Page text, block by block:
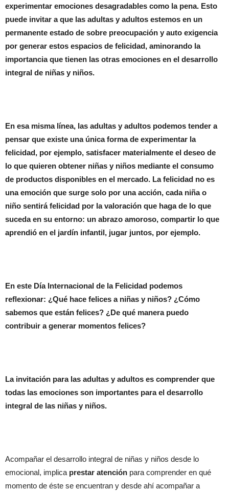
experimentar emociones desagradables como la pena. Esto
puede invitar a que las adultas y adultos estemos en un
permanente estado de sobre preocupación y auto exigencia
por generar estos espacios de felicidad, aminorando la
importancia que tienen las otras emociones en el desarrollo
integral de niñas y niños.
En esa misma línea, las adultas y adultos podemos tender a
pensar que existe una única forma de experimentar la
felicidad, por ejemplo, satisfacer materialmente el deseo de
lo que quieren obtener niñas y niños mediante el consumo
de productos disponibles en el mercado. La felicidad no es
una emoción que surge solo por una acción, cada niña o
niño sentirá felicidad por la valoración que haga de lo que
suceda en su entorno: un abrazo amoroso, compartir lo que
aprendió en el jardín infantil, jugar juntos, por ejemplo.
En este Día Internacional de la Felicidad podemos
reflexionar: ¿Qué hace felices a niñas y niños? ¿Cómo
sabemos que están felices? ¿De qué manera puedo
contribuir a generar momentos felices?
La invitación para las adultas y adultos es comprender que
todas las emociones son importantes para el desarrollo
integral de las niñas y niños.
Acompañar el desarrollo integral de niñas y niños desde lo
emocional, implica prestar atención para comprender en qué
momento de éste se encuentran y desde ahí acompañar a